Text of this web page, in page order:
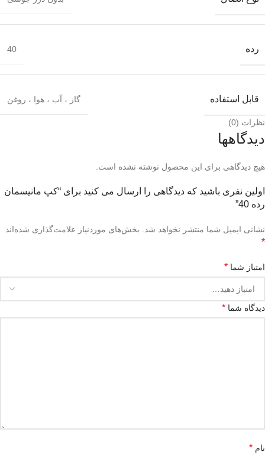
رده 40
قابل استفاده گاز ، آب ، هوا ، روغن
نظرات (0)
دیدگاهها
هیچ دیدگاهی برای این محصول نوشته نشده است.
اولین نفری باشید که دیدگاهی را ارسال می کنید برای “کپ مانیسمان
رده 40”
نشانی ایمیل شما منتشر نخواهد شد. بخش‌های موردنیاز علامت‌گذاری شده‌اند
*
امتیاز شما *
دیدگاه شما *
نام *